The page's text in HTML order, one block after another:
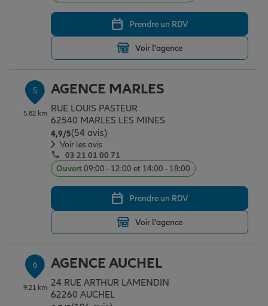
Prendre un RDV
Voir l'agence
5
5.82 km
AGENCE MARLES
RUE LOUIS PASTEUR
62540 MARLES LES MINES
4,9/5Note de 4.9 sur 5
(54 avis)
Voir les avis
03 21 01 00 71
Ouvert09:00 - 12:00 et 14:00 - 18:00
Prendre un RDV
Voir l'agence
6
9.21 km
AGENCE AUCHEL
24 RUE ARTHUR LAMENDIN
62260 AUCHEL